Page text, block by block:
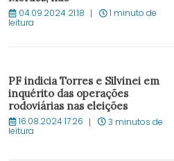
04.09.2024 21:18 1 minuto de
leitura
PF indicia Torres e Silvinei em
inquérito das operações
rodoviárias nas eleições
16.08.2024 17:26 3 minutos de
leitura